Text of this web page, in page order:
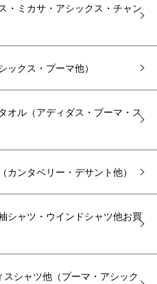
ミカサ・アシックス・チャン
クス・プーマ他）
ル（アディダス・プーマ・ス
ンタベリー・デサント他）
ャツ・ウインドシャツ他お買
シャツ他（プーマ・アシック